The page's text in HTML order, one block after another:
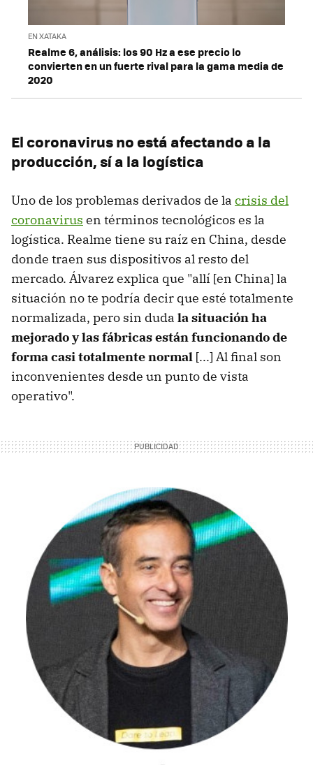
EN XATAKA
Realme 6, análisis: los 90 Hz a ese precio lo
convierten en un fuerte rival para la gama media de
2020
El coronavirus no está afectando a la
producción, sí a la logística
Uno de los problemas derivados de la crisis del
coronavirus en términos tecnológicos es la
logística. Realme tiene su raíz en China, desde
donde traen sus dispositivos al resto del
mercado. Álvarez explica que "allí [en China] la
situación no te podría decir que esté totalmente
normalizada, pero sin duda la situación ha
mejorado y las fábricas están funcionando de
forma casi totalmente normal [...] Al final son
inconvenientes desde un punto de vista
operativo".